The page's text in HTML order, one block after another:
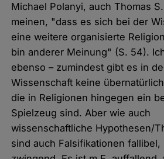
Michael Polanyi, auch Thomas
meinen, "dass es sich bei der
eine weitere organisierte
bin anderer Meinung" (S. 54).
ebenso – zumindest gibt es in
Wissenschaft keine
die in Religionen hingegen ein
Spielzeug sind. Aber wie auch
wissenschaftliche Hypothesen/
sind auch Falsifikationen fallibel,